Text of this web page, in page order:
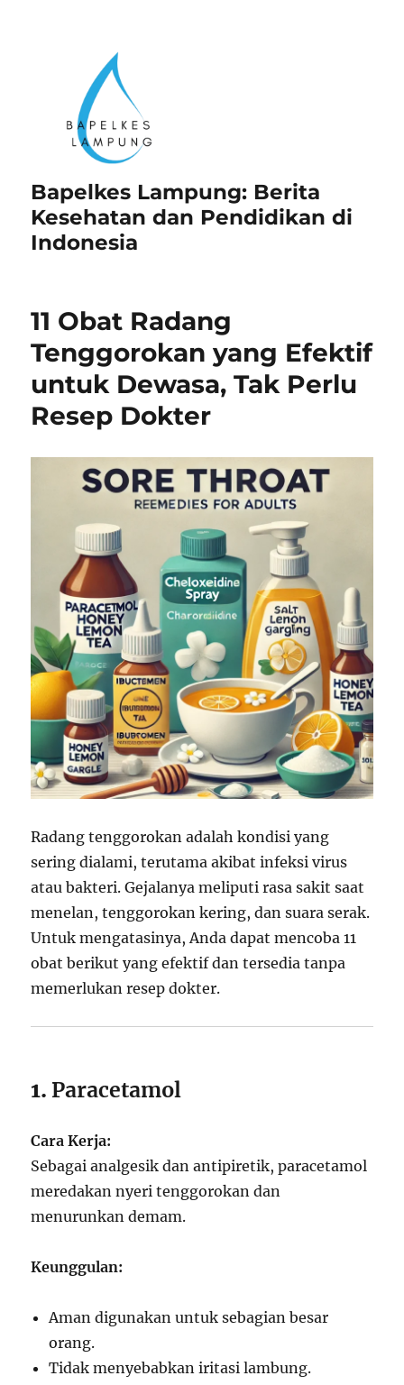
Bapelkes Lampung: Berita
Kesehatan dan Pendidikan di
Indonesia
11 Obat Radang
Tenggorokan yang Efektif
untuk Dewasa, Tak Perlu
Resep Dokter
Radang tenggorokan adalah kondisi yang
sering dialami, terutama akibat infeksi virus
atau bakteri. Gejalanya meliputi rasa sakit saat
menelan, tenggorokan kering, dan suara serak.
Untuk mengatasinya, Anda dapat mencoba 11
obat berikut yang efektif dan tersedia tanpa
memerlukan resep dokter.
1. Paracetamol
Cara Kerja:
Sebagai analgesik dan antipiretik, paracetamol
meredakan nyeri tenggorokan dan
menurunkan demam.
Keunggulan:
Aman digunakan untuk sebagian besar
orang.
Tidak menyebabkan iritasi lambung.